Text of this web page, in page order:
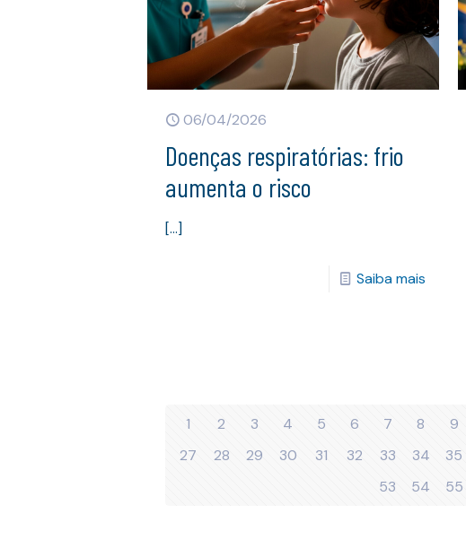
06/04/2026
Doenças respiratórias: frio
aumenta o risco
[…]
Saiba mais
1 2 3 4 5 6 7 8 9
27
28 29 30 31 32 33 34 35
53
54 55